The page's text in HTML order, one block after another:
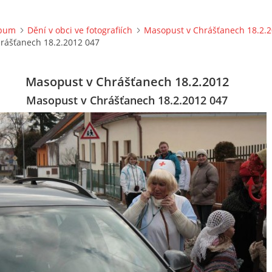
Dění v obci ve fotografiích
Masopust v Chrášťanech
18.2.2012 047
Masopust v Chrášťanech 18.2.2012
Masopust v Chrášťanech 18.2.2012 047